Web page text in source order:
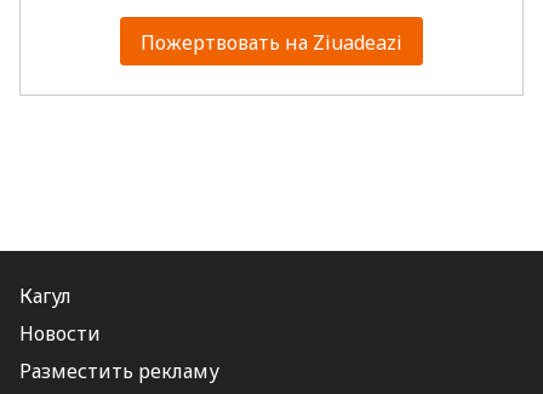
Пожертвовать на Ziuadeazi
Кагул
Новости
Разместить рекламу